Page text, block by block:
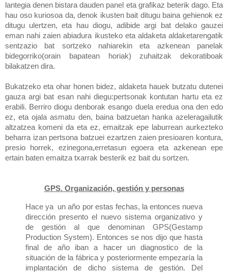
lantegia denen bistara dauden panel eta grafikaz beterik dago. Eta
hau oso kuriosoa da, denok ikusten bait ditugu baina gehienok ez
ditugu ulertzen, eta hau diogu, adibide argi bat delako gauzei
eman nahi zaien abiadura ikusteko eta aldaketa aldaketarengatik
sentzazio bat sortzeko nahiarekin eta azkenean panelak
bidegorriko(orain bapatean horiak) zuhaitzak dekoratiboak
bilakatzen dira.
Bukatzeko eta ohar honen bidez, aldaketa hauek butzatu dutenei
gauza argi bat esan nahi diegu:pertsonak kontutan hartu eta ez
erabili. Berriro diogu denborak esango duela eredua ona den edo
ez, eta ojala asmatu den, baina batzuetan hanka azeleragailutik
altzatzea komeni da eta ez, emaitzak epe laburrean aurkezteko
beharra izan pertsona batzuei ezartzen zaien presioaren kontura,
presio horrek, ezinegona,erretasun egoera eta azkenean epe
ertain baten emaitza txarrak besterik ez bait du sortzen.
GPS. Organización, gestión y personas
Hace ya un año por estas fechas, la entonces nueva
dirección presento el nuevo sistema organizativo y
de gestión al que denominan GPS(Gestamp
Production System). Entonces se nos dijo que hasta
final de año iban a hacer un diagnostico de la
situación de la fábrica y posteriormente empezaría la
implantación de dicho sistema de gestión.
Del